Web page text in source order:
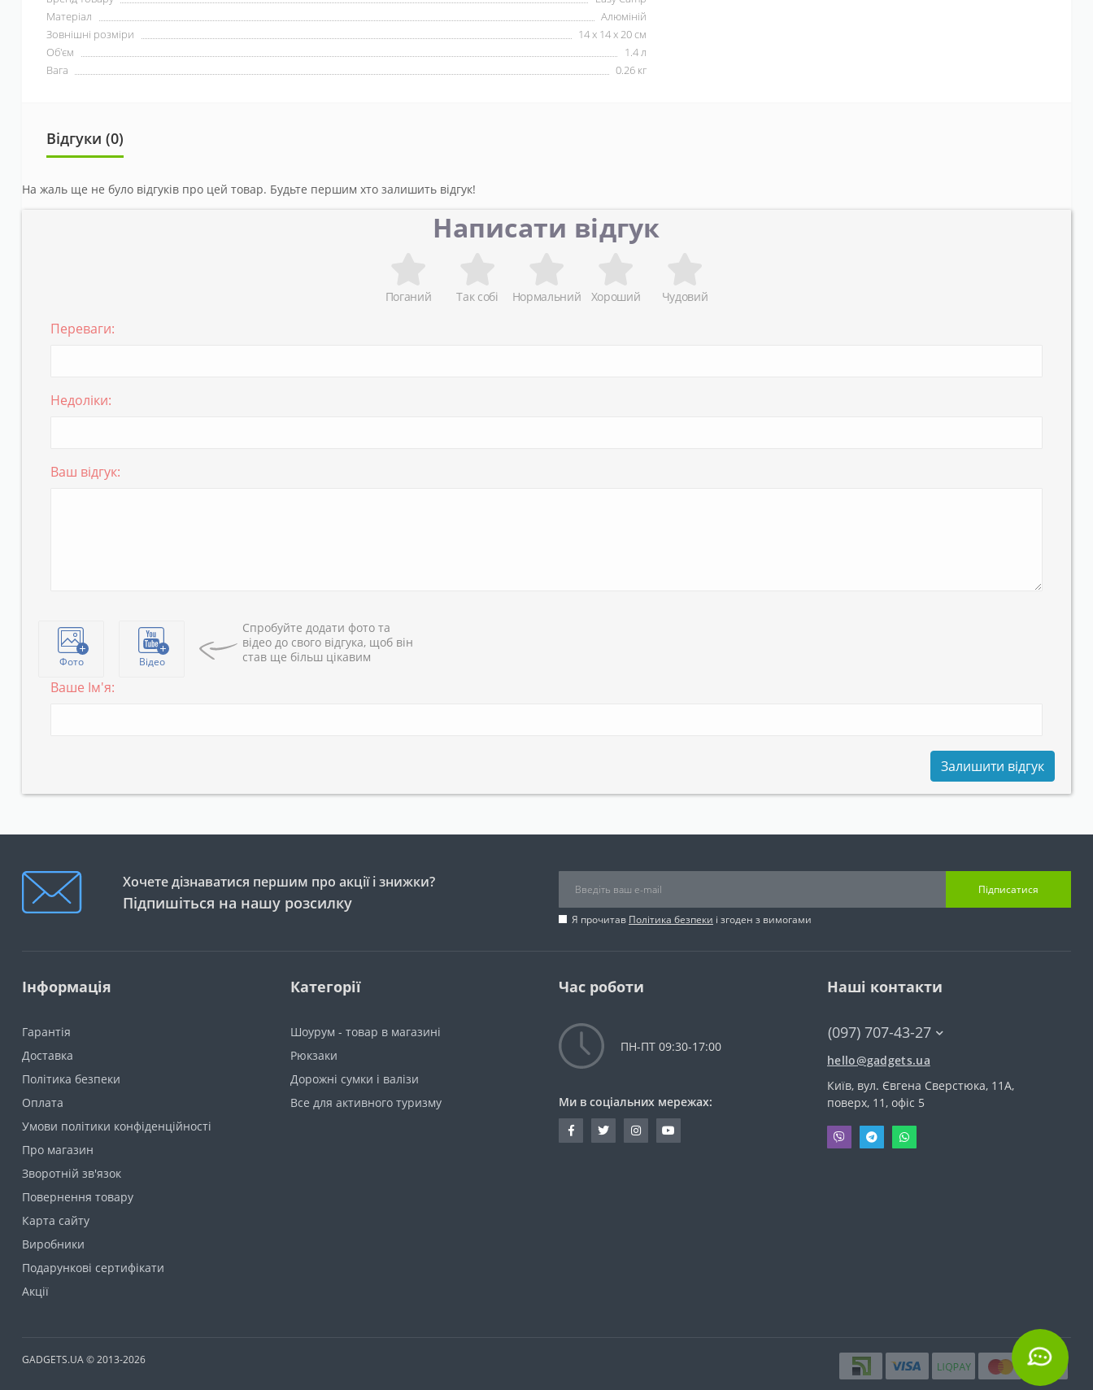
Матеріал
Алюміній
Зовнішні розміри
14 x 14 х 20 см
Об'єм
1.4 л
Вага
0.26 кг
Відгуки (0)
На жаль ще не було відгуків про цей товар. Будьте першим хто залишить відгук!
Написати відгук
Поганий Так собі Нормальний Хороший Чудовий
Переваги:
Недоліки:
Ваш відгук:
Фото Відео
Спробуйте додати фото та
відео до свого відгука, щоб він
став ще більш цікавим
Ваше Ім'я:
Залишити відгук
Хочете дізнаватися першим про акції і знижки?
Підпишіться на нашу розсилку
Підписатися
Я прочитав Політика безпеки і згоден з вимогами
Інформація
Гарантія
Доставка
Політика безпеки
Оплата
Умови політики конфіденційності
Про магазин
Зворотній зв'язок
Повернення товару
Карта сайту
Виробники
Подарункові сертифікати
Акції
Категорії
Шоурум - товар в магазині
Рюкзаки
Дорожні сумки і валізи
Все для активного туризму
Час роботи
ПН-ПТ 09:30-17:00
Ми в соціальних мережах:
Наші контакти
(097) 707-43-27
hello@gadgets.ua
Київ, вул. Євгена Сверстюка, 11А,
поверх, 11, офіс 5
GADGETS.UA © 2013-2026